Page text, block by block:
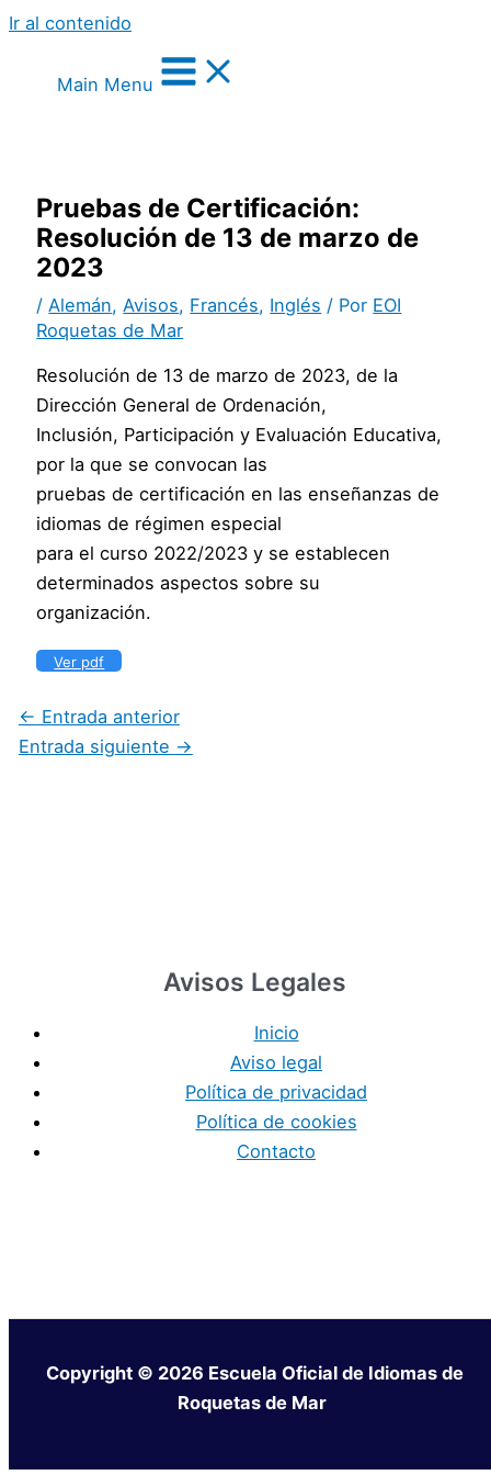
Ir al contenido
Main Menu
Pruebas de Certificación:
Resolución de 13 de marzo de
2023
/ Alemán, Avisos, Francés, Inglés / Por EOI
Roquetas de Mar
Resolución de 13 de marzo de 2023, de la
Dirección General de Ordenación,
Inclusión, Participación y Evaluación Educativa,
por la que se convocan las
pruebas de certificación en las enseñanzas de
idiomas de régimen especial
para el curso 2022/2023 y se establecen
determinados aspectos sobre su
organización.
Ver pdf
← Entrada anterior
Entrada siguiente →
Avisos Legales
Inicio
Aviso legal
Política de privacidad
Política de cookies
Contacto
Copyright © 2026 Escuela Oficial de Idiomas de
Roquetas de Mar